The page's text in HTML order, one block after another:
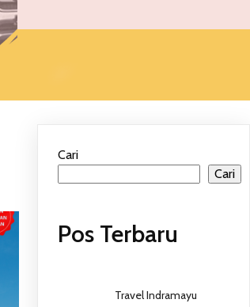
Cari
Cari
Pos Terbaru
Travel Indramayu